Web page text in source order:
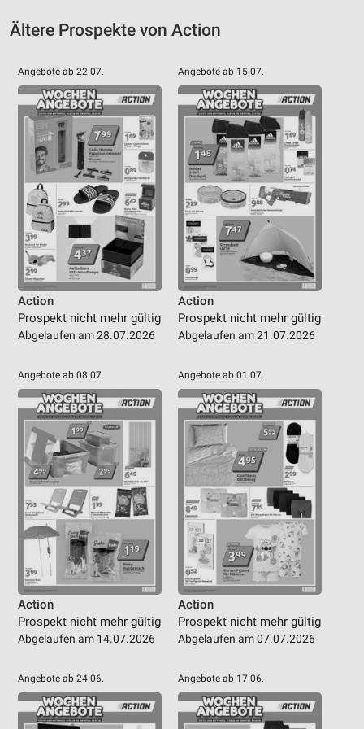
Ältere Prospekte von Action
Angebote ab 22.07.
Action
Prospekt nicht mehr gültig
Abgelaufen am 28.07.2026
Angebote ab 15.07.
Action
Prospekt nicht mehr gültig
Abgelaufen am 21.07.2026
Angebote ab 08.07.
Action
Prospekt nicht mehr gültig
Abgelaufen am 14.07.2026
Angebote ab 01.07.
Action
Prospekt nicht mehr gültig
Abgelaufen am 07.07.2026
Angebote ab 24.06. Angebote ab 17.06.
IAB-Besonderheiten:
Verwendung genauer Standortdaten
Geräte anhand von aktiv angeforderten
Informationen identifizieren
Nicht-IAB-Verarbeitungszwecke:
Notwendig
Performance
Funktional
Werbung